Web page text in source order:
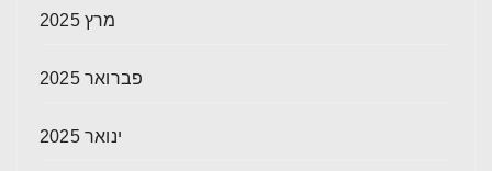
מרץ 2025
פברואר 2025
ינואר 2025